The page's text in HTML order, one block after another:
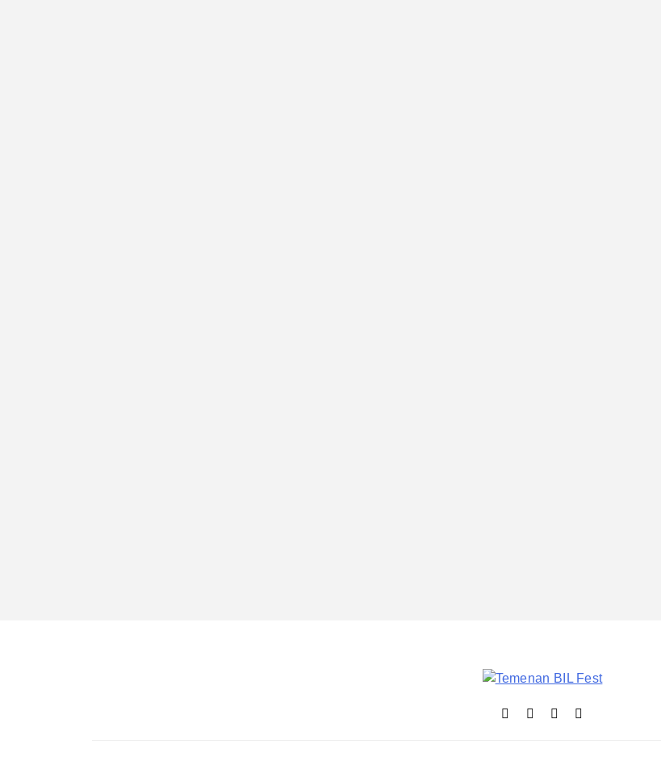
Temenan BIL Fest